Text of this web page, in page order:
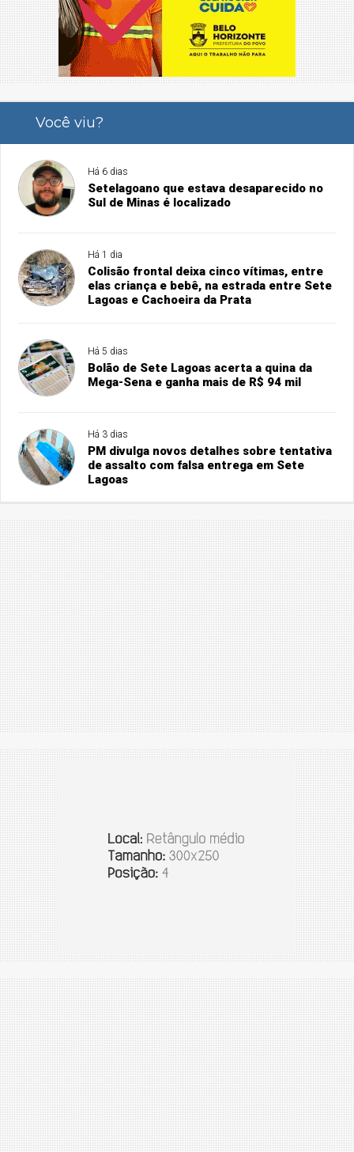
Você viu?
Há 6 dias
Setelagoano que estava desaparecido no
Sul de Minas é localizado
Há 1 dia
Colisão frontal deixa cinco vítimas, entre
elas criança e bebê, na estrada entre Sete
Lagoas e Cachoeira da Prata
Há 5 dias
Bolão de Sete Lagoas acerta a quina da
Mega-Sena e ganha mais de R$ 94 mil
Há 3 dias
PM divulga novos detalhes sobre tentativa
de assalto com falsa entrega em Sete
Lagoas